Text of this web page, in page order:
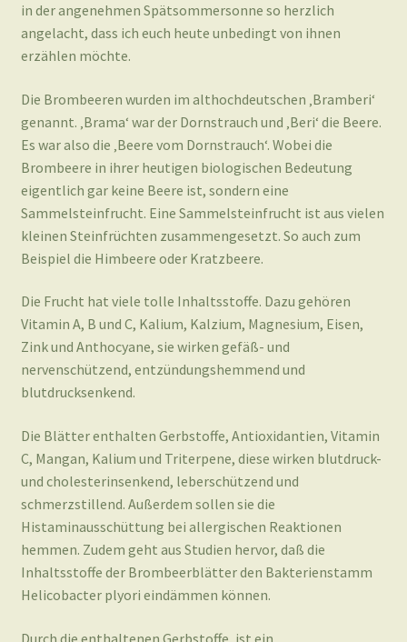
in der angenehmen Spätsommersonne so herzlich
angelacht, dass ich euch heute unbedingt von ihnen
erzählen möchte.
Die Brombeeren wurden im althochdeutschen ‚Bramberi‘
genannt. ‚Brama‘ war der Dornstrauch und ‚Beri‘ die Beere.
Es war also die ‚Beere vom Dornstrauch‘. Wobei die
Brombeere in ihrer heutigen biologischen Bedeutung
eigentlich gar keine Beere ist, sondern eine
Sammelsteinfrucht. Eine Sammelsteinfrucht ist aus vielen
kleinen Steinfrüchten zusammengesetzt. So auch zum
Beispiel die Himbeere oder Kratzbeere.
Die Frucht hat viele tolle Inhaltsstoffe. Dazu gehören
Vitamin A, B und C, Kalium, Kalzium, Magnesium, Eisen,
Zink und Anthocyane, sie wirken gefäß- und
nervenschützend, entzündungshemmend und
blutdrucksenkend.
Die Blätter enthalten Gerbstoffe, Antioxidantien, Vitamin
C, Mangan, Kalium und Triterpene, diese wirken blutdruck-
und cholesterinsenkend, leberschützend und
schmerzstillend. Außerdem sollen sie die
Histaminausschüttung bei allergischen Reaktionen
hemmen. Zudem geht aus Studien hervor, daß die
Inhaltsstoffe der Brombeerblätter den Bakterienstamm
Helicobacter plyori eindämmen können.
Durch die enthaltenen Gerbstoffe, ist ein